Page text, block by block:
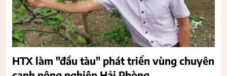
HTX làm "đầu tàu" phát triển vùng chuyên